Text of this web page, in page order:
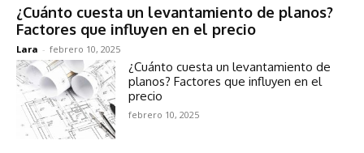
¿Cuánto cuesta un levantamiento de planos?
Factores que influyen en el precio
Lara - febrero 10, 2025
¿Cuánto cuesta un levantamiento de
planos? Factores que influyen en el
precio
febrero 10, 2025